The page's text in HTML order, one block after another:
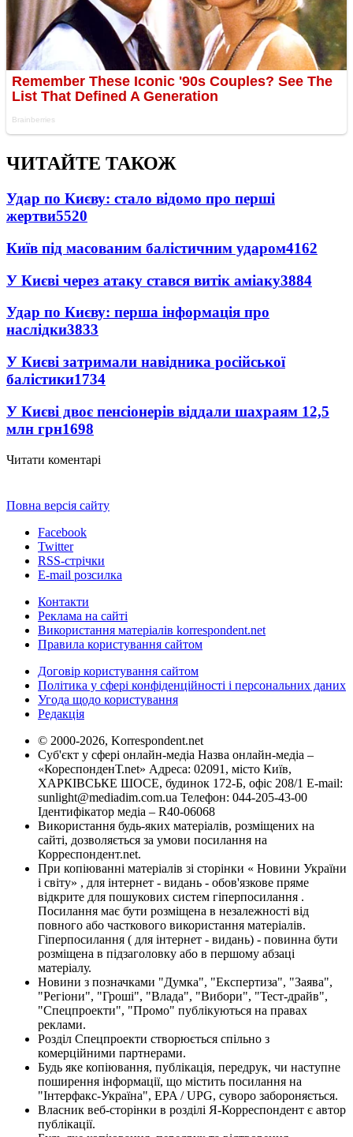
ЧИТАЙТЕ ТАКОЖ
Удар по Києву: стало відомо про перші
жертви5520
Київ під масованим балістичним ударом4162
У Києві через атаку стався витік аміаку3884
Удар по Києву: перша інформація про
наслідки3833
У Києві затримали навідника російської
балістики1734
У Києві двоє пенсіонерів віддали шахраям 12,5
млн грн1698
Читати коментарі
Повна версія сайту
Facebook
Twitter
RSS-стрічки
E-mail розсилка
Контакти
Реклама на сайті
Використання матеріалів korrespondent.net
Правила користування сайтом
Договір користування сайтом
Політика у сфері конфіденційності і персональних даних
Угода щодо користування
Редакція
© 2000-2026, Korrespondent.net
Суб'єкт у сфері онлайн-медіа Назва онлайн-медіа –
«КореспонденТ.net» Адреса: 02091, місто Київ,
ХАРКІВСЬКЕ ШОСЕ, будинок 172-Б, офіс 208/1 E-mail:
sunlight@mediadim.com.ua Телефон: 044-205-43-00
Ідентифікатор медіа – R40-06068
Використання будь-яких матеріалів, розміщених на
сайті, дозволяється за умови посилання на
Корреспондент.net.
При копіюванні матеріалів зі сторінки « Новини України
і світу» , для інтернет - видань - обов'язкове пряме
відкрите для пошукових систем гіперпосилання .
Посилання має бути розміщена в незалежності від
повного або часткового використання матеріалів.
Гіперпосилання ( для інтернет - видань) - повинна бути
розміщена в підзаголовку або в першому абзаці
матеріалу.
Новини з позначками "Думка", "Експертиза", "Заява",
"Регіони", "Гроші", "Влада", "Вибори", "Тест-драйв",
"Спецпроекти", "Промо" публікуються на правах
реклами.
Розділ Спецпроекти створюється спільно з
комерційними партнерами.
Будь яке копіювання, публікація, передрук, чи наступне
поширення інформації, що містить посилання на
"Інтерфакс-Україна", EPA / UPG, суворо забороняється.
Власник веб-сторінки в розділі Я-Корреспондент є автор
публікації.